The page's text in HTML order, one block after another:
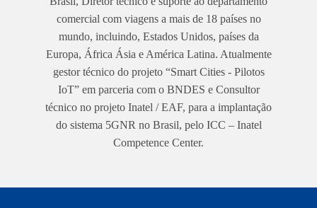
comercial com viagens a mais de 18 países no
mundo, incluindo, Estados Unidos, países da
Europa, África Ásia e América Latina. Atualmente
gestor técnico do projeto “Smart Cities - Pilotos
IoT” em parceria com o BNDES e Consultor
técnico no projeto Inatel / EAF, para a implantação
do sistema 5GNR no Brasil, pelo ICC – Inatel
Competence Center.